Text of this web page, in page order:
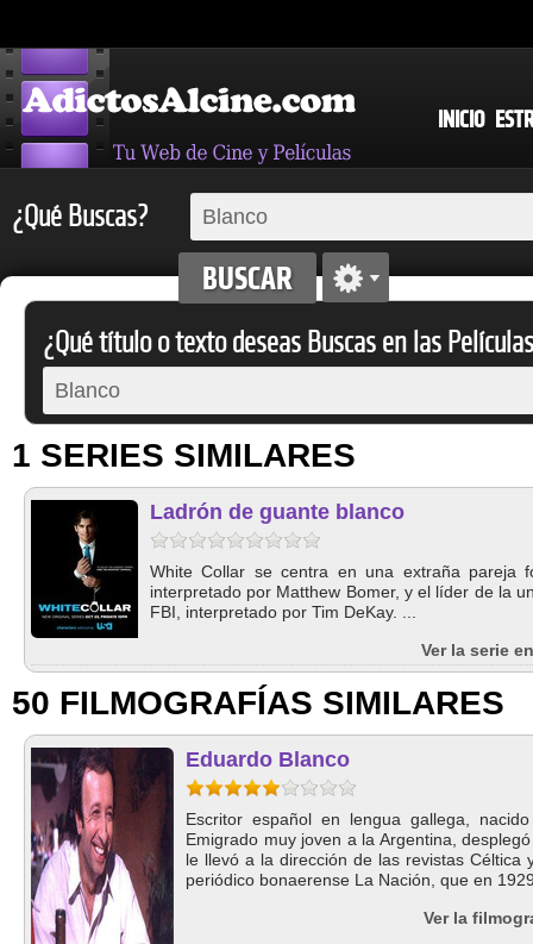
INICIO
¿Qué Buscas?
¿Qué título o texto deseas Buscas en las
1 SERIES SIMILARES
Ladrón de guante blanco
White Collar se centra en una extraña pareja
interpretado por Matthew Bomer, y el líder de la
FBI, interpretado por Tim DeKay. ...
Ver la serie
50 FILMOGRAFÍAS SIMILARES
Eduardo Blanco
Escritor español en lengua gallega,
Emigrado muy joven a la Argentina,
le llevó a la dirección de las revistas Céltica
periódico bonaerense La Nación, que en
Ver la